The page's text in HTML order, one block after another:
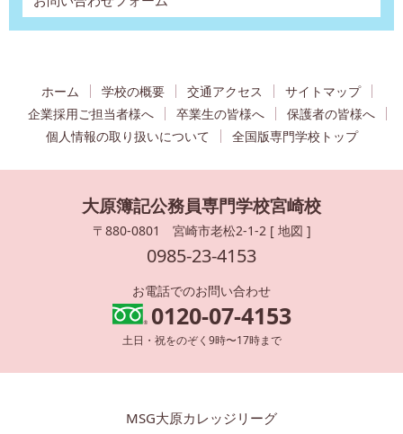
ホーム 学校の概要 交通アクセス
サイトマップ
企業採用ご担当者様へ
卒業生の皆様へ
保護者の皆様へ
個人情報の取り扱いについて
全国版専門学校トップ
大原簿記公務員専門学校宮崎校
〒880-0801 宮崎市老松2-1-2 [ 地図 ]
0985-23-4153
お電話でのお問い合わせ
0120-07-4153
土日・祝をのぞく9時〜17時まで
MSG大原カレッジリーグ